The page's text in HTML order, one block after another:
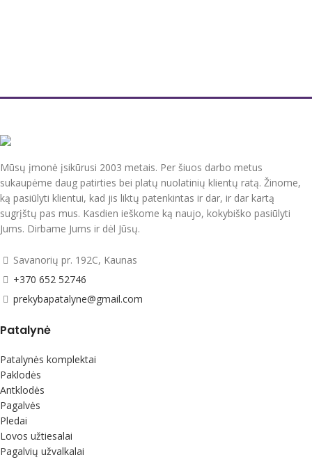
Mūsų įmonė įsikūrusi 2003 metais. Per šiuos darbo metus
sukaupėme daug patirties bei platų nuolatinių klientų ratą. Žinome,
ką pasiūlyti klientui, kad jis liktų patenkintas ir dar, ir dar kartą
sugrįštų pas mus. Kasdien ieškome ką naujo, kokybiško pasiūlyti
Jums. Dirbame Jums ir dėl Jūsų.
Savanorių pr. 192C, Kaunas
+370 652 52746
prekybapatalyne@gmail.com
Patalynė
Patalynės komplektai
Paklodės
Antklodės
Pagalvės
Pledai
Lovos užtiesalai
Pagalvių užvalkalai